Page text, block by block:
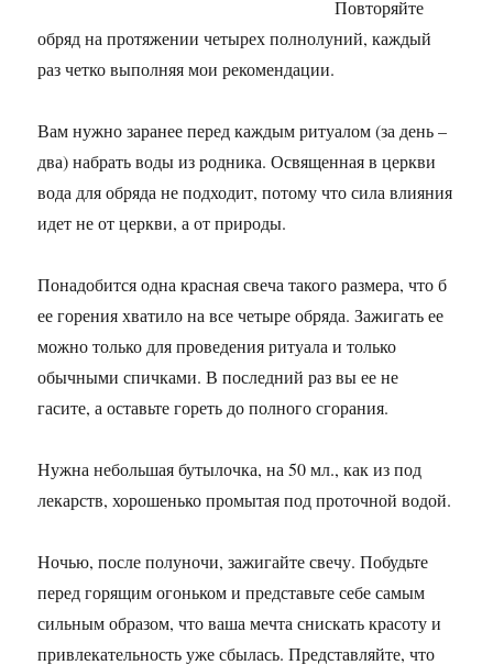
Повторяйте
обряд на протяжении четырех полнолуний, каждый
раз четко выполняя мои рекомендации.
Вам нужно заранее перед каждым ритуалом (за день –
два) набрать воды из родника. Освященная в церкви
вода для обряда не подходит, потому что сила влияния
идет не от церкви, а от природы.
Понадобится одна красная свеча такого размера, что б
ее горения хватило на все четыре обряда. Зажигать ее
можно только для проведения ритуала и только
обычными спичками. В последний раз вы ее не
гасите, а оставьте гореть до полного сгорания.
Нужна небольшая бутылочка, на 50 мл., как из под
лекарств, хорошенько промытая под проточной водой.
Ночью, после полуночи, зажигайте свечу. Побудьте
перед горящим огоньком и представьте себе самым
сильным образом, что ваша мечта снискать красоту и
привлекательность уже сбылась. Представляйте, что